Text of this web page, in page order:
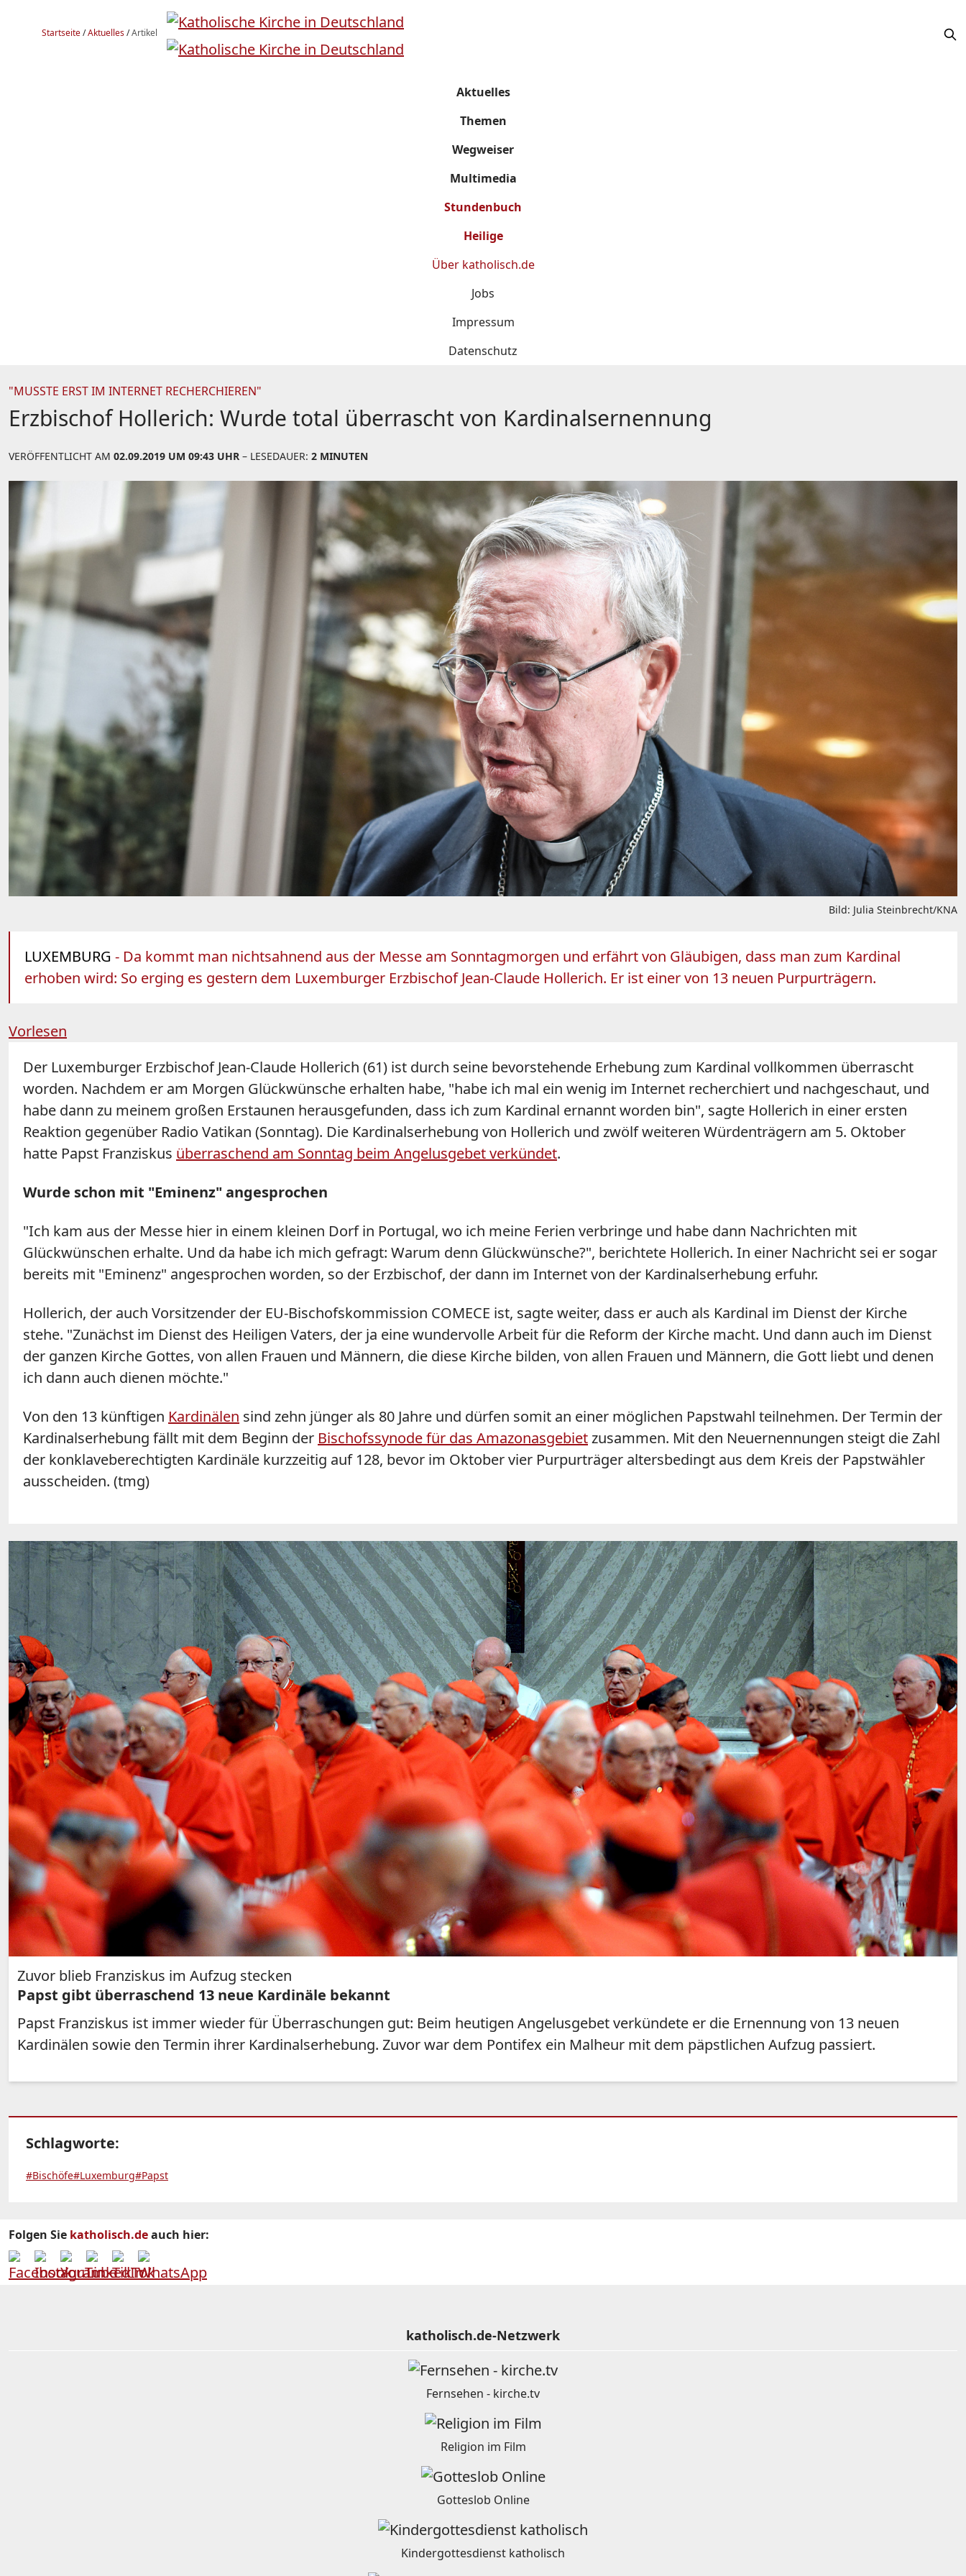
Startseite/Aktuelles/Artikel
Aktuelles
Themen
Wegweiser
Multimedia
Stundenbuch
Heilige
Über katholisch.de
Jobs
Impressum
Datenschutz
"MUSSTE ERST IM INTERNET RECHERCHIEREN"
Erzbischof Hollerich: Wurde total überrascht von Kardinalsernennung
VERÖFFENTLICHT AM 02.09.2019 UM 09:43 UHR – LESEDAUER: 2 MINUTEN
Bild: Julia Steinbrecht/KNA
LUXEMBURG - Da kommt man nichtsahnend aus der Messe am Sonntagmorgen und erfährt von Gläubigen, dass man zum Kardinal
erhoben wird: So erging es gestern dem Luxemburger Erzbischof Jean-Claude Hollerich. Er ist einer von 13 neuen Purpurträgern.
Vorlesen
Der Luxemburger Erzbischof Jean-Claude Hollerich (61) ist durch seine bevorstehende Erhebung zum Kardinal vollkommen überrascht
worden. Nachdem er am Morgen Glückwünsche erhalten habe, "habe ich mal ein wenig im Internet recherchiert und nachgeschaut, und
habe dann zu meinem großen Erstaunen herausgefunden, dass ich zum Kardinal ernannt worden bin", sagte Hollerich in einer ersten
Reaktion gegenüber Radio Vatikan (Sonntag). Die Kardinalserhebung von Hollerich und zwölf weiteren Würdenträgern am 5. Oktober
hatte Papst Franziskus überraschend am Sonntag beim Angelusgebet verkündet.
Wurde schon mit "Eminenz" angesprochen
"Ich kam aus der Messe hier in einem kleinen Dorf in Portugal, wo ich meine Ferien verbringe und habe dann Nachrichten mit
Glückwünschen erhalte. Und da habe ich mich gefragt: Warum denn Glückwünsche?", berichtete Hollerich. In einer Nachricht sei er sogar
bereits mit "Eminenz" angesprochen worden, so der Erzbischof, der dann im Internet von der Kardinalserhebung erfuhr.
Hollerich, der auch Vorsitzender der EU-Bischofskommission COMECE ist, sagte weiter, dass er auch als Kardinal im Dienst der Kirche
stehe. "Zunächst im Dienst des Heiligen Vaters, der ja eine wundervolle Arbeit für die Reform der Kirche macht. Und dann auch im Dienst
der ganzen Kirche Gottes, von allen Frauen und Männern, die diese Kirche bilden, von allen Frauen und Männern, die Gott liebt und denen
ich dann auch dienen möchte."
Von den 13 künftigen Kardinälen sind zehn jünger als 80 Jahre und dürfen somit an einer möglichen Papstwahl teilnehmen. Der Termin der
Kardinalserhebung fällt mit dem Beginn der Bischofssynode für das Amazonasgebietzusammen. Mit den Neuernennungen steigt die Zahl
der konklaveberechtigten Kardinäle kurzzeitig auf 128, bevor im Oktober vier Purpurträger altersbedingt aus dem Kreis der Papstwähler
ausscheiden. (tmg)
Zuvor blieb Franziskus im Aufzug stecken
Papst gibt überraschend 13 neue Kardinäle bekannt
Papst Franziskus ist immer wieder für Überraschungen gut: Beim heutigen Angelusgebet verkündete er die Ernennung von 13 neuen
Kardinälen sowie den Termin ihrer Kardinalserhebung. Zuvor war dem Pontifex ein Malheur mit dem päpstlichen Aufzug passiert.
Schlagworte:
#Bischöfe#Luxemburg#Papst
Folgen Sie katholisch.deauch hier:
katholisch.de-Netzwerk
Fernsehen - kirche.tv
Religion im Film
Gotteslob Online
Kindergottesdienst katholisch